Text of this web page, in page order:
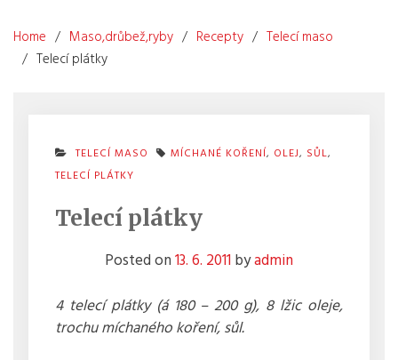
Home Maso,drůbež,ryby Recepty
Telecí maso
Telecí plátky
TELECÍ MASO MÍCHANÉ KOŘENÍ, OLEJ, SŮL,
TELECÍ PLÁTKY
Telecí plátky
Posted on13. 6. 2011byadmin
4 telecí plátky (á 180 – 200 g), 8 lžic oleje,
trochu míchaného koření, sůl.